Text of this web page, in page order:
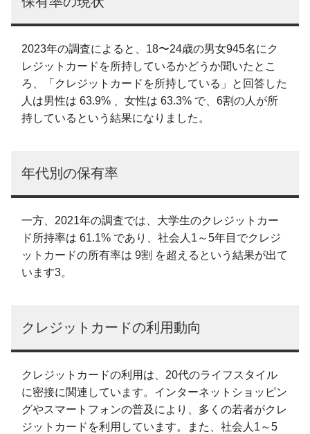
2023年の調査によると、18〜24歳の男女945名にク
レジットカードを所持しているかどうか聞いたとこ
ろ、「クレジットカードを所持している」と回答した
人は男性は 63.9% 、女性は 63.3% で、6割の人が所
持しているという結果になりました。
年代別の保有率
一方、2021年の調査では、大学生のクレジットカー
ド所持率は 61.1% であり、社会人1～5年目でクレジ
ットカードの所有率は 9割 を超えるという結果が出て
います3。
クレジットカードの利用動向
クレジットカードの利用は、20代のライフスタイル
に密接に関連しています。インターネットショッピン
グやスマートフォンの普及により、多くの若者がクレ
ジットカードを利用しています。また、社会人1～5